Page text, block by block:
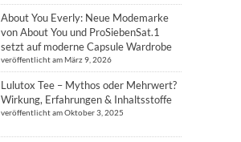
About You Everly: Neue Modemarke
von About You und ProSiebenSat.1
setzt auf moderne Capsule Wardrobe
veröffentlicht am März 9, 2026
Lulutox Tee – Mythos oder Mehrwert?
Wirkung, Erfahrungen & Inhaltsstoffe
veröffentlicht am Oktober 3, 2025